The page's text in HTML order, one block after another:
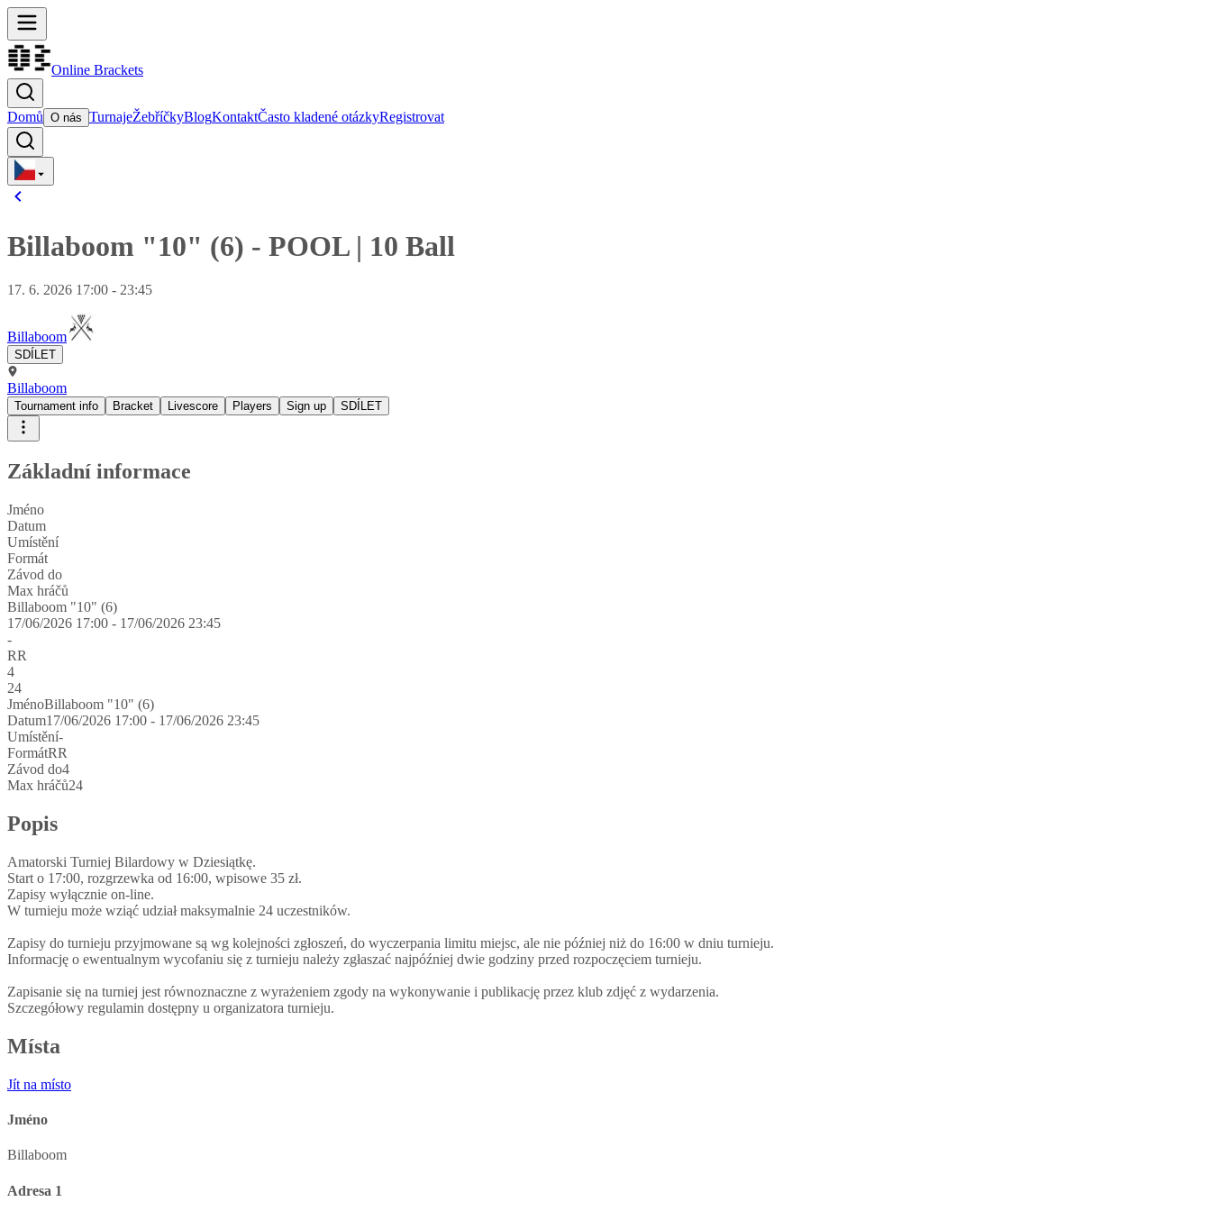
Online Brackets
Domů O nás TurnajeŽebříčkyBlogKontaktČasto kladené otázkyRegistrovat
Billaboom "10" (6) - POOL| 10 Ball
17. 6. 2026 17:00 - 23:45
Billaboom
SDÍLET
Billaboom
Tournament info Bracket Livescore Players Sign up SDÍLET
Základní informace
Jméno
Datum
Umístění
Formát
Závod do
Max hráčů
Billaboom "10" (6)
17/06/2026 17:00 - 17/06/2026 23:45
-
RR
4
24
JménoBillaboom "10" (6)
Datum17/06/2026 17:00 - 17/06/2026 23:45
Umístění-
FormátRR
Závod do4
Max hráčů24
Popis
Amatorski Turniej Bilardowy w Dziesiątkę.
Start o 17:00, rozgrzewka od 16:00, wpisowe 35 zł.
Zapisy wyłącznie on-line.
W turnieju może wziąć udział maksymalnie 24 uczestników.
Zapisy do turnieju przyjmowane są wg kolejności zgłoszeń, do wyczerpania limitu miejsc, ale nie później niż do 16:00 w dniu turnieju.
Informację o ewentualnym wycofaniu się z turnieju należy zgłaszać najpóźniej dwie godziny przed rozpoczęciem turnieju.
Zapisanie się na turniej jest równoznaczne z wyrażeniem zgody na wykonywanie i publikację przez klub zdjęć z wydarzenia.
Szczegółowy regulamin dostępny u organizatora turnieju.
Místa
Jít na místo
Jméno
Billaboom
Adresa 1